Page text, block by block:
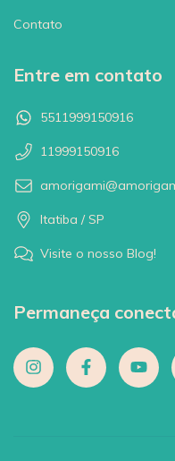
Contato
Entre em contato
5511999150916
11999150916
Itatiba / SP
Visite o nosso Blog!
Permaneça